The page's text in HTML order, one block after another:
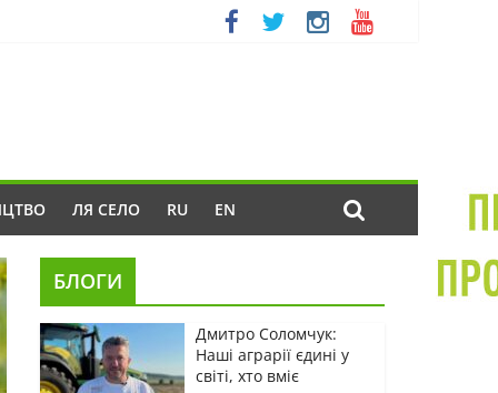
ЛЯ СЕЛО RU EN
БЛОГИ
Дмитро Соломчук:
Наші аграрії єдині у
світі, хто вміє